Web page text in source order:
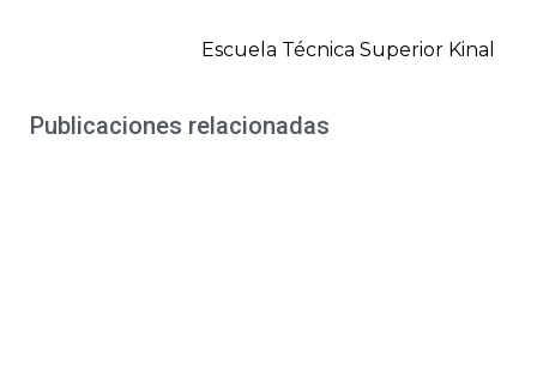
Escuela Técnica Superior Kinal
Publicaciones relacionadas